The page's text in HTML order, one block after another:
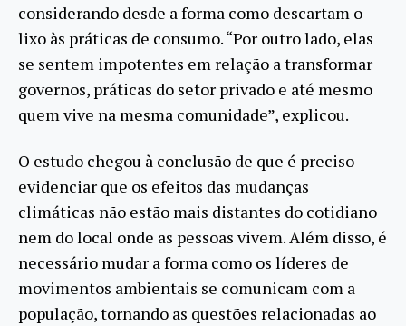
considerando desde a forma como descartam o
lixo às práticas de consumo. “Por outro lado, elas
se sentem impotentes em relação a transformar
governos, práticas do setor privado e até mesmo
quem vive na mesma comunidade”, explicou.
O estudo chegou à conclusão de que é preciso
evidenciar que os efeitos das mudanças
climáticas não estão mais distantes do cotidiano
nem do local onde as pessoas vivem. Além disso, é
necessário mudar a forma como os líderes de
movimentos ambientais se comunicam com a
população, tornando as questões relacionadas ao